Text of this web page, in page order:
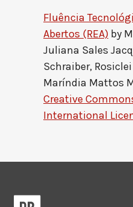
Fluência
Abertos (REA) by
Juliana Sales
Schraiber,
Maríndia Mattos
Creative
International